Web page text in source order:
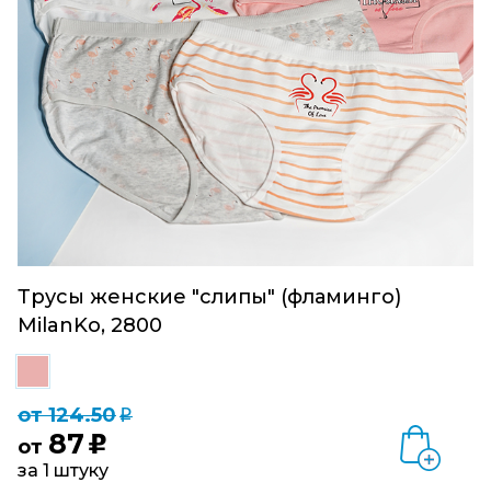
Трусы женские "слипы" (фламинго)
MilanKo, 2800
от 124.50q
от 87 u
за 1 штуку